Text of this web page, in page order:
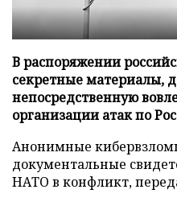
В распоряжении
секретные материалы,
непосредственную
организации атак по
Анонимные
документальные
НАТО в конфликт,